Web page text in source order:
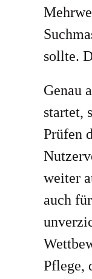
sollte.
Genau
startet,
Prüfen
weiter
auch
Pflege,